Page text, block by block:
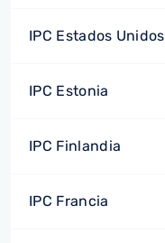
IPC Estados Unidos
IPC Estonia
IPC Finlandia
IPC Francia